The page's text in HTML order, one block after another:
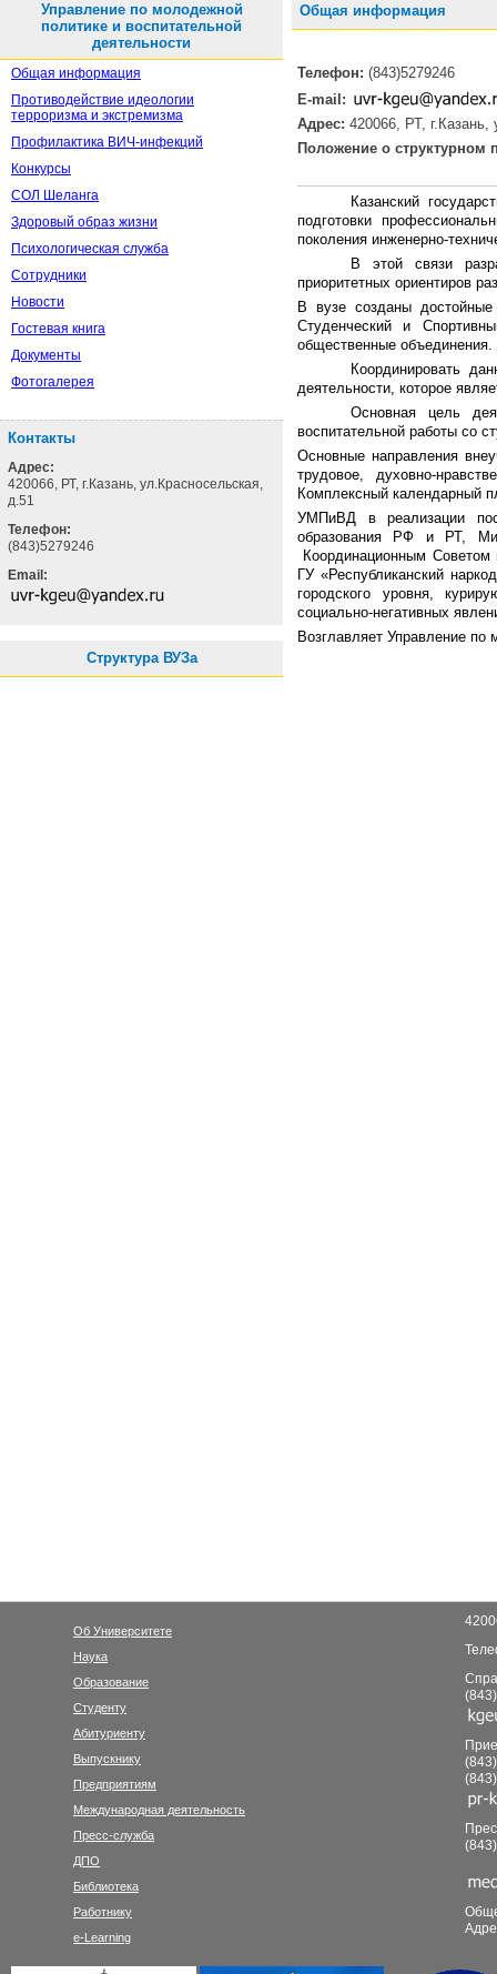
Управление по молодежной
политике и воспитательной
деятельности
Общая информация
Противодействие идеологии
терроризма и экстремизма
Профилактика ВИЧ-инфекций
Конкурсы
СОЛ Шеланга
Здоровый образ жизни
Психологическая служба
Сотрудники
Новости
Гостевая книга
Документы
Фотогалерея
Контакты
Адрес:
420066, РТ, г.Казань, ул.Красносельская,
д.51
Телефон:
(843)5279246
Email:
Структура ВУЗа
Общая информация
Телефон: (843)5279246
E-mail:
Адрес: 420066, РТ,
Положение о структурном
Казанский
подготовки
поколения инженерно-
В этой связи
приоритетных ориентиров
В вузе созданы достойные
Студенческий и
общественные объединения.
Координировать
деятельности, которое
Основная цель
воспитательной работы со
Основные направления
трудовое, духовно-
Комплексный календарный
УМПиВД в реализации
образования РФ и РТ,
Координационным
ГУ «Республиканский
городского уровня,
социально-негативных
Возглавляет Управление по
Об Университете
Наука
Образование
Студенту
Абитуриенту
Выпускнику
Предприятиям
Международная деятельность
Пресс-служба
ДПО
Библиотека
Работнику
e-Learning